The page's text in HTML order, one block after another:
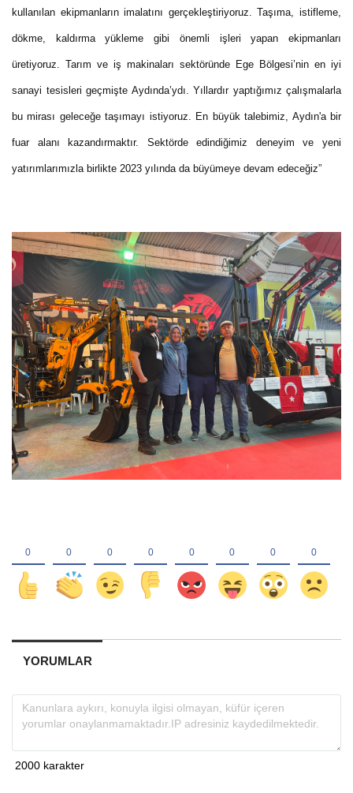
kullanılan ekipmanların imalatını gerçekleştiriyoruz. Taşıma, istifleme,
dökme, kaldırma yükleme gibi önemli işleri yapan ekipmanları
üretiyoruz. Tarım ve iş makinaları sektöründe Ege Bölgesi’nin en iyi
sanayi tesisleri geçmişte Aydında’ydı. Yıllardır yaptığımız çalışmalarla
bu mirası geleceğe taşımayı istiyoruz. En büyük talebimiz, Aydın'a bir
fuar alanı kazandırmaktır. Sektörde edindiğimiz deneyim ve yeni
yatırımlarımızla birlikte 2023 yılında da büyümeye devam edeceğiz”
YORUMLAR